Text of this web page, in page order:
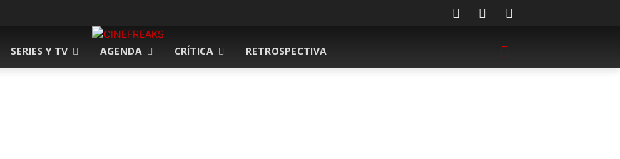
SERIES Y TV AGENDA CRÍTICA RETROSPECTIVA